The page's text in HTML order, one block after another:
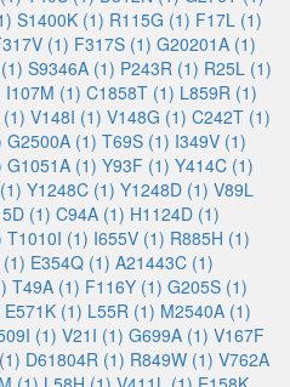
S1400K (1) R115G (1) F17L (1)
(1) F317S (1) G20201A (1)
S9346A (1) P243R (1) R25L (1)
I107M (1) C1858T (1) L859R (1)
V148I (1) V148G (1) C242T (1)
G2500A (1) T69S (1) I349V (1)
G1051A (1) Y93F (1) Y414C (1)
Y1248C (1) Y1248D (1) V89L
(1) C94A (1) H1124D (1)
T1010I (1) I655V (1) R885H (1)
E354Q (1) A21443C (1)
T49A (1) F116Y (1) G205S (1)
E571K (1) L55R (1) M2540A (1)
(1) V21I (1) G699A (1) V167F
D61804R (1) R849W (1) V762A